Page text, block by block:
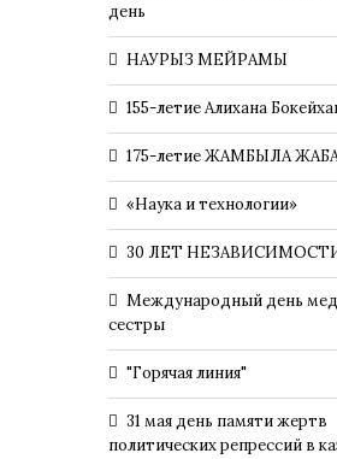
день
НАУРЫЗ МЕЙРАМЫ
155-летие Алихана
175-летие ЖАМБЫЛА
«Наука и технологии»
30 ЛЕТ
Международный день
сестры
"Горячая линия"
31 мая день памяти жертв
политических репрессий в